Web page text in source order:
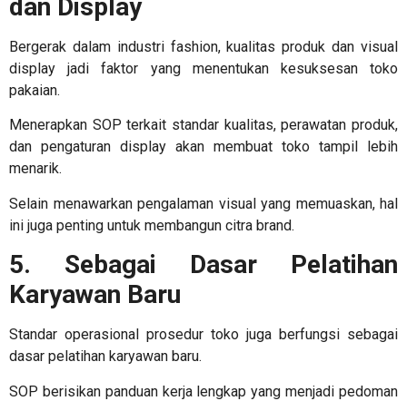
dan Display
Bergerak dalam industri fashion, kualitas produk dan visual
display jadi faktor yang menentukan kesuksesan toko
pakaian.
Menerapkan SOP terkait standar kualitas, perawatan produk,
dan pengaturan display akan membuat toko tampil lebih
menarik.
Selain menawarkan pengalaman visual yang memuaskan, hal
ini juga penting untuk membangun citra brand.
5. Sebagai Dasar Pelatihan
Karyawan Baru
Standar operasional prosedur toko juga berfungsi sebagai
dasar pelatihan karyawan baru.
SOP berisikan panduan kerja lengkap yang menjadi pedoman